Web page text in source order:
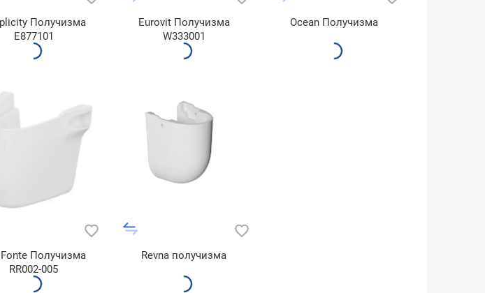
Получизма
E877101
Eurovit Получизма
W333001
Ocean Получизма
Получизма
RR002-005
Revna получизма